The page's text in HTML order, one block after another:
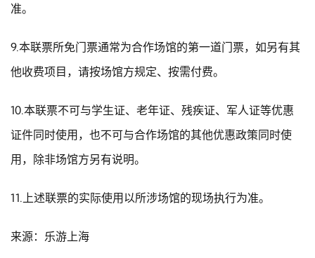
准。
9.本联票所免门票通常为合作场馆的第一道门票，如另有其
他收费项目，请按场馆方规定、按需付费。
10.本联票不可与学生证、老年证、残疾证、军人证等优惠
证件同时使用，也不可与合作场馆的其他优惠政策同时使
用，除非场馆方另有说明。
11.上述联票的实际使用以所涉场馆的现场执行为准。
来源：乐游上海